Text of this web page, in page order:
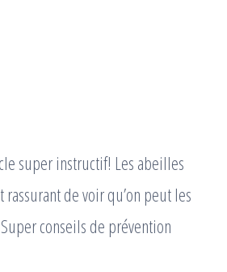
super instructif! Les abeilles
de voir qu’on peut les
conseils de prévention